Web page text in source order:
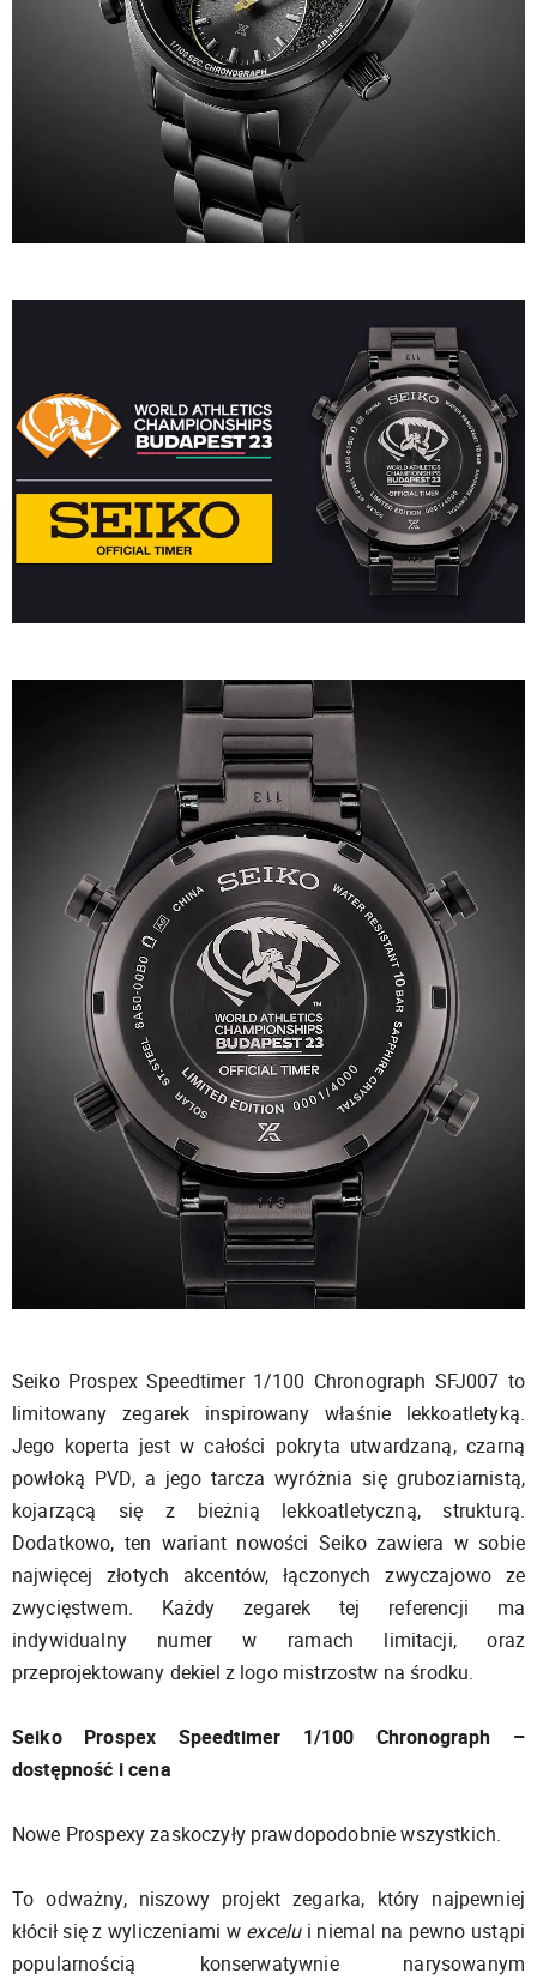
Seiko Prospex Speedtimer 1/100 Chronograph SFJ007 to
limitowany zegarek inspirowany właśnie lekkoatletyką.
Jego koperta jest w całości pokryta utwardzaną, czarną
powłoką PVD, a jego tarcza wyróżnia się gruboziarnistą,
kojarzącą się z bieżnią lekkoatletyczną, strukturą.
Dodatkowo, ten wariant nowości Seiko zawiera w sobie
najwięcej złotych akcentów, łączonych zwyczajowo ze
zwycięstwem. Każdy zegarek tej referencji ma
indywidualny numer w ramach limitacji, oraz
przeprojektowany dekiel z logo mistrzostw na środku.
Seiko Prospex Speedtimer 1/100 Chronograph –
dostępność i cena
Nowe Prospexy zaskoczyły prawdopodobnie wszystkich.
To odważny, niszowy projekt zegarka, który najpewniej
kłócił się z wyliczeniami w excelui niemal na pewno ustąpi
popularnością konserwatywnie narysowanym